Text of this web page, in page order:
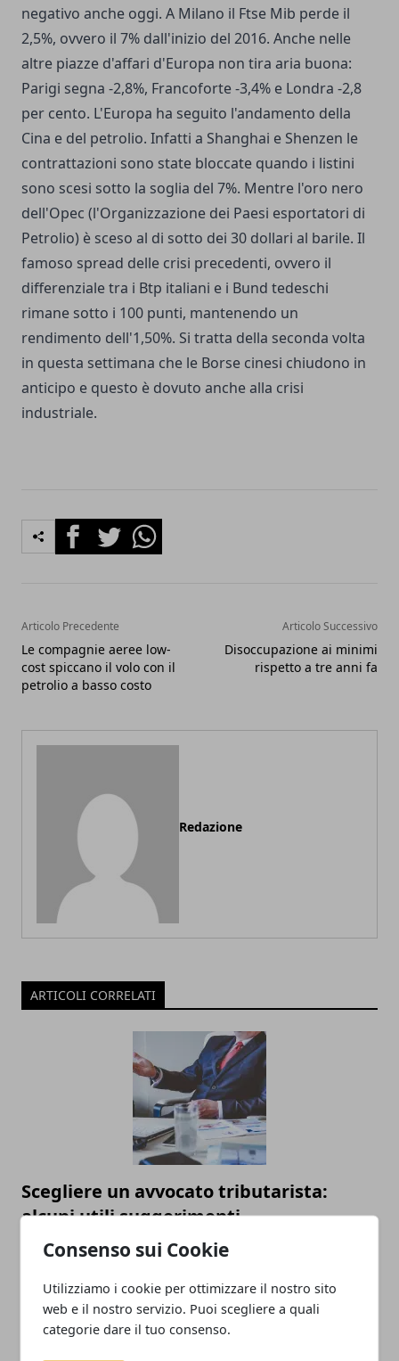
Consenso sui Cookie
Utilizziamo i cookie per ottimizzare il nostro sito
web e il nostro servizio. Puoi scegliere a quali
categorie dare il tuo consenso.
negativo anche oggi. A Milano il Ftse Mib perde il
2,5%, ovvero il 7% dall'inizio del 2016. Anche nelle
altre piazze d'affari d'Europa non tira aria buona:
Parigi segna -2,8%, Francoforte -3,4% e Londra -2,8
per cento. L'Europa ha seguito l'andamento della
Cina e del petrolio. Infatti a Shanghai e Shenzen le
contrattazioni sono state bloccate quando i listini
sono scesi sotto la soglia del 7%. Mentre l'oro nero
dell'Opec (l'Organizzazione dei Paesi esportatori di
Petrolio) è sceso al di sotto dei 30 dollari al barile. Il
famoso spread delle crisi precedenti, ovvero il
differenziale tra i Btp italiani e i Bund tedeschi
rimane sotto i 100 punti, mantenendo un
rendimento dell'1,50%. Si tratta della seconda volta
in questa settimana che le Borse cinesi chiudono in
anticipo e questo è dovuto anche alla crisi
industriale.
FacebookTwitterWhatsapp
Articolo Precedente
Le compagnie aeree low-
cost spiccano il volo con il
petrolio a basso costo
Articolo Successivo
Disoccupazione ai minimi
rispetto a tre anni fa
Redazione
ARTICOLI CORRELATI
Scegliere un avvocato tributarista:
alcuni utili suggerimenti
22/03/2023